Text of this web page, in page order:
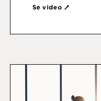
Se video